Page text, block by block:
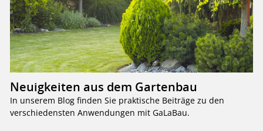
Neuigkeiten aus dem Gartenbau
In unserem Blog finden Sie praktische Beiträge zu den
verschiedensten Anwendungen mit GaLaBau.